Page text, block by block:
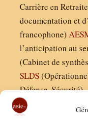
Carrière en
documentation et
francophone)
l’anticipation au
(Cabinet de
SLDS
Défense, Sécurité)